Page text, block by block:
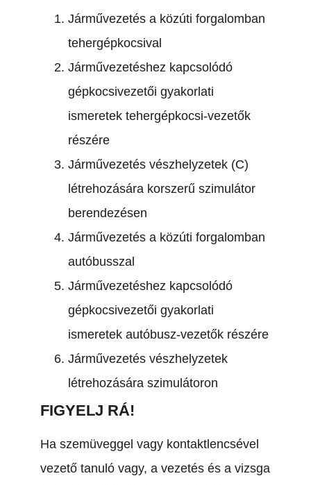
Járművezetés a közúti forgalomban
tehergépkocsival
Járművezetéshez kapcsolódó
gépkocsivezetői gyakorlati
ismeretek tehergépkocsi-vezetők
részére
Járművezetés vészhelyzetek (C)
létrehozására korszerű szimulátor
berendezésen
Járművezetés a közúti forgalomban
autóbusszal
Járművezetéshez kapcsolódó
gépkocsivezetői gyakorlati
ismeretek autóbusz-vezetők részére
Járművezetés vészhelyzetek
létrehozására szimulátoron
FIGYELJ RÁ!
Ha szemüveggel vagy kontaktlencsével
vezető tanuló vagy, a vezetés és a vizsga